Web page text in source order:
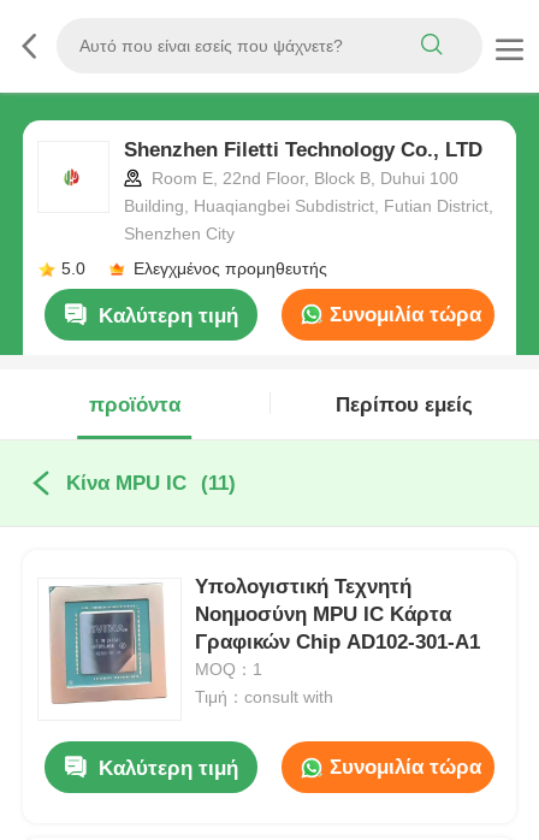
Shenzhen Filetti Technology Co., LTD
Room E, 22nd Floor, Block B, Duhui 100
Building, Huaqiangbei Subdistrict, Futian District,
Shenzhen City
5.0
Ελεγχμένος προμηθευτής
Καλύτερη τιμή Συνομιλία τώρα
προϊόντα Περίπου εμείς
Κίνα MPU IC (11)
Υπολογιστική Τεχνητή
Νοημοσύνη MPU IC Κάρτα
Γραφικών Chip AD102-301-A1
MOQ：1
Τιμή：consult with
Καλύτερη τιμή Συνομιλία τώρα